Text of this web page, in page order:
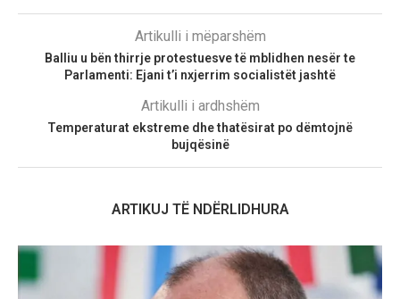
Artikulli i mëparshëm
Balliu u bën thirrje protestuesve të mblidhen nesër te
Parlamenti: Ejani t’i nxjerrim socialistët jashtë
Artikulli i ardhshëm
Temperaturat ekstreme dhe thatësirat po dëmtojnë
bujqësinë
ARTIKUJ TË NDËRLIDHURA